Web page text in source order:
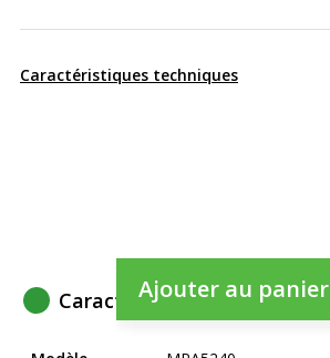
Caractéristiques techniques
Caractéristiques techniques
Ajouter au panier